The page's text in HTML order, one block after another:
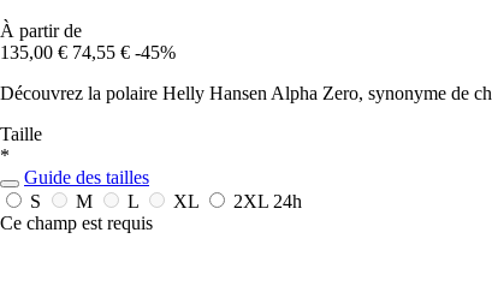
À partir de
135,00 € 74,55 € -45%
Découvrez la polaire Helly Hansen Alpha Zero, synonyme de
Taille
*
Guide des tailles
S
M L XL 2XL 24h
Ce champ est requis